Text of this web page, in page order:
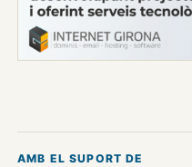
AMB EL SUPORT DE